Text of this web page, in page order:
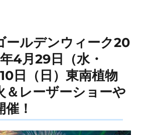
ールデンウィーク20
4月29日（水・
日（日）東南植物
＆レーザーショーや
！